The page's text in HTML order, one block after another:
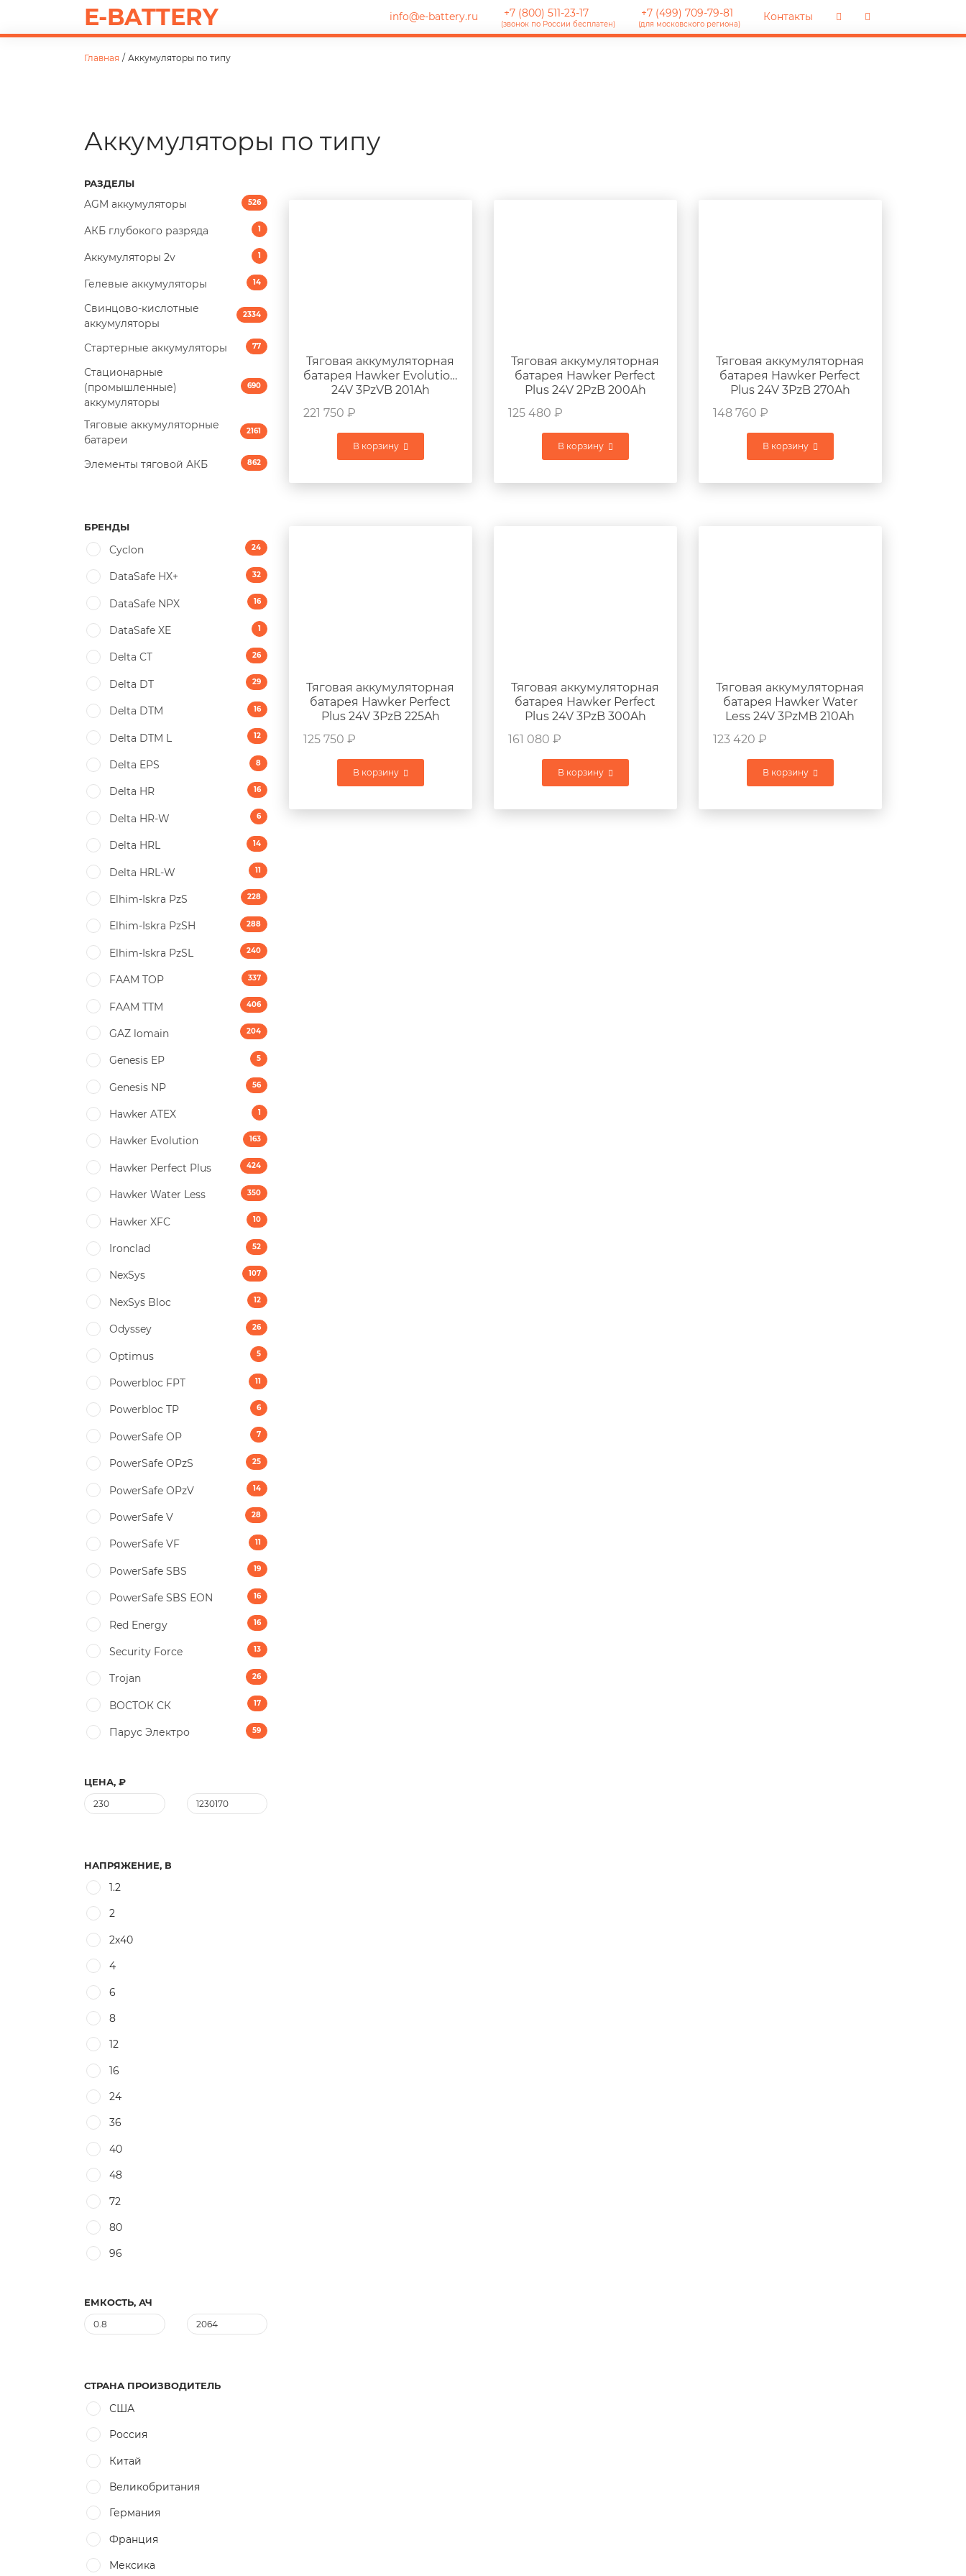
E-BATTERY info@e-battery.ru +7 (800) 511-23-17
(звонок по России бесплатен)
+7 (499) 709-79-81
(для московского региона)
Контакты
Главная / Аккумуляторы по типу
Аккумуляторы по типу
Тяговая аккумуляторная
батарея Hawker Evolution
24V 3PzVB 201Ah
221 750 ₽
В корзину
Тяговая аккумуляторная
батарея Hawker Perfect
Plus 24V 2PzB 200Ah
125 480 ₽
В корзину
Тяговая аккумуляторная
батарея Hawker Perfect
Plus 24V 3PzB 270Ah
148 760 ₽
В корзину
Тяговая аккумуляторная
батарея Hawker Perfect
Plus 24V 3PzB 225Ah
125 750 ₽
В корзину
Тяговая аккумуляторная
батарея Hawker Perfect
Plus 24V 3PzB 300Ah
161 080 ₽
В корзину
Тяговая аккумуляторная
батарея Hawker Water
Less 24V 3PzMB 210Ah
123 420 ₽
В корзину
РАЗДЕЛЫ
AGM аккумуляторы 526
АКБ глубокого разряда 1
Аккумуляторы 2v 1
Гелевые аккумуляторы 14
Свинцово-кислотные
аккумуляторы
2334
Стартерные аккумуляторы 77
Стационарные
(промышленные)
аккумуляторы
690
Тяговые аккумуляторные
батареи
2161
Элементы тяговой АКБ 862
БРЕНДЫ
Cyclon 24
DataSafe HX+ 32
DataSafe NPX 16
DataSafe XE 1
Delta CT 26
Delta DT 29
Delta DTM 16
Delta DTM L 12
Delta EPS 8
Delta HR 16
Delta HR-W 6
Delta HRL 14
Delta HRL-W 11
Elhim-Iskra PzS 228
Elhim-Iskra PzSH 288
Elhim-Iskra PzSL 240
FAAM TOP 337
FAAM TTM 406
GAZ lomain 204
Genesis EP 5
Genesis NP 56
Hawker ATEX 1
Hawker Evolution 163
Hawker Perfect Plus 424
Hawker Water Less 350
Hawker XFC 10
Ironclad 52
NexSys 107
NexSys Bloc 12
Odyssey 26
Optimus 5
Powerbloc FPT 11
Powerbloc TP 6
PowerSafe OP 7
PowerSafe OPzS 25
PowerSafe OPzV 14
PowerSafe V 28
PowerSafe VF 11
PоwerSafe SBS 19
PоwerSafe SBS EON 16
Red Energy 16
Security Force 13
Trojan 26
ВОСТОК СК 17
Парус Электро 59
ЦЕНА, ₽
НАПРЯЖЕНИЕ, В
1.2
2
2х40
4
6
8
12
16
24
36
40
48
72
80
96
ЕМКОСТЬ, АЧ
СТРАНА ПРОИЗВОДИТЕЛЬ
США
Россия
Китай
Великобритания
Германия
Франция
Мексика